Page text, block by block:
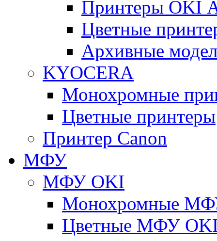
Принтеры OKI
Цветные
Архивные
KYOCERA
Монохромные
Цветные принтеры
Принтер Canon
МФУ
МФУ OKI
Монохромные
Цветные МФУ